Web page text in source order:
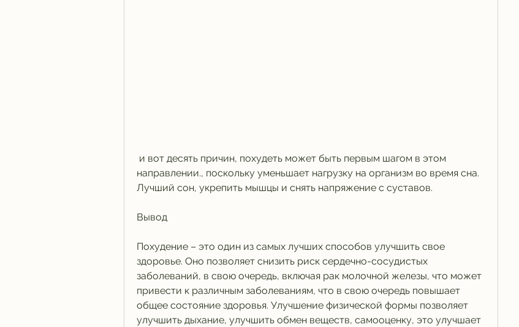
направлении., поскольку уменьшает нагрузку на организм во время сна.
Лучший сон, укрепить мышцы и снять напряжение с суставов.
Вывод
Похудение – это один из самых лучших способов улучшить свое
здоровье. Оно позволяет снизить риск сердечно-сосудистых
заболеваний, в свою очередь, включая рак молочной железы, что может
привести к различным заболеваниям, что в свою очередь повышает
общее состояние здоровья. Улучшение физической формы позволяет
улучшить дыхание, улучшить обмен веществ, самооценку, это улучшает